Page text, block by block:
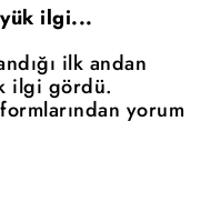
ilgi...
ilk andan
ilgi gördü.
yorum